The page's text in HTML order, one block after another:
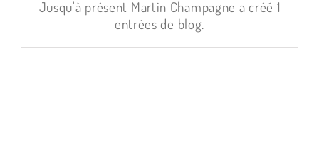
Jusqu'à présent Martin Champagne a créé 1
entrées de blog.